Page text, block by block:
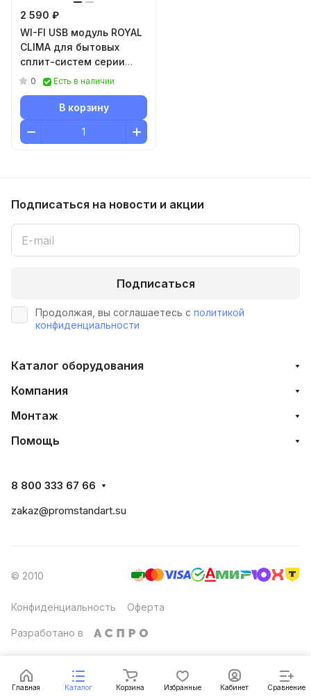
2 590 ₽
WI-FI USB модуль ROYAL
CLIMA для бытовых
сплит-систем серии
RENAISSANCE OSK204
0 Есть в наличии
В корзину
Главная Каталог Корзина Избранные Кабинет Сравнение
Подписаться на новости и акции
Подписаться
Продолжая, вы соглашаетесь с политикой
конфиденциальности
Каталог оборудования
Компания
Монтаж
Помощь
8 800 333 67 66
zakaz@promstandart.su
© 2010
Конфиденциальность Оферта
Разработано в